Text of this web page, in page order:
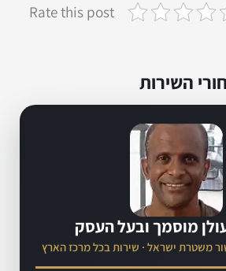
Rate this post
השירות
מוסמך ובעל העסק
משטרת ישראל · שירות בכל מרכז הארץ